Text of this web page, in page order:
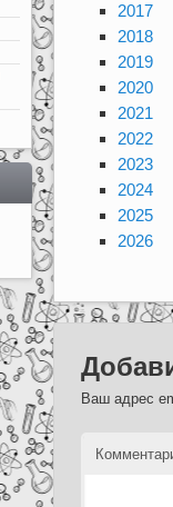
2017
2018
2019
2020
2021
2022
2023
2024
2025
2026
Ваш адрес